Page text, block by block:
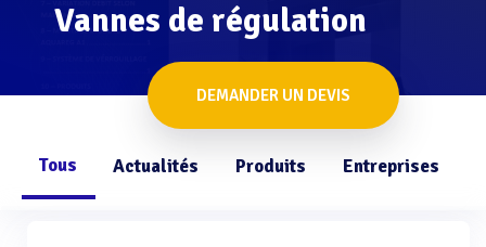
Vannes de régulation
DEMANDER UN DEVIS
Tous Actualités Produits Entreprises